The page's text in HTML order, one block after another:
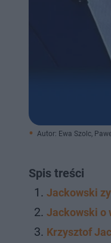
Autor: Ewa Szolc,
Spis treści
Jackowski
Jackowski o
Krzysztof